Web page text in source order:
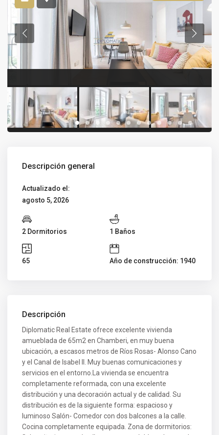
Descripción general
Actualizado el:
agosto 5, 2026
2 Dormitorios 1 Baños
65 Año de construcción: 1940
Descripción
Diplomatic Real Estate ofrece excelente vivienda
amueblada de 65m2 en Chamberi, en muy buena
ubicación, a escasos metros de Ríos Rosas- Alonso Cano
y el Canal de Isabel II. Muy buenas comunicaciones y
servicios en el entorno.La vivienda se encuentra
completamente reformada, con una excelente
distribución y una decoración actual y de calidad. Su
distribución es de la siguiente forma: espacioso y
luminoso Salón- Comedor con dos balcones a la calle.
Cocina completamente equipada. Zona de dormitorios: